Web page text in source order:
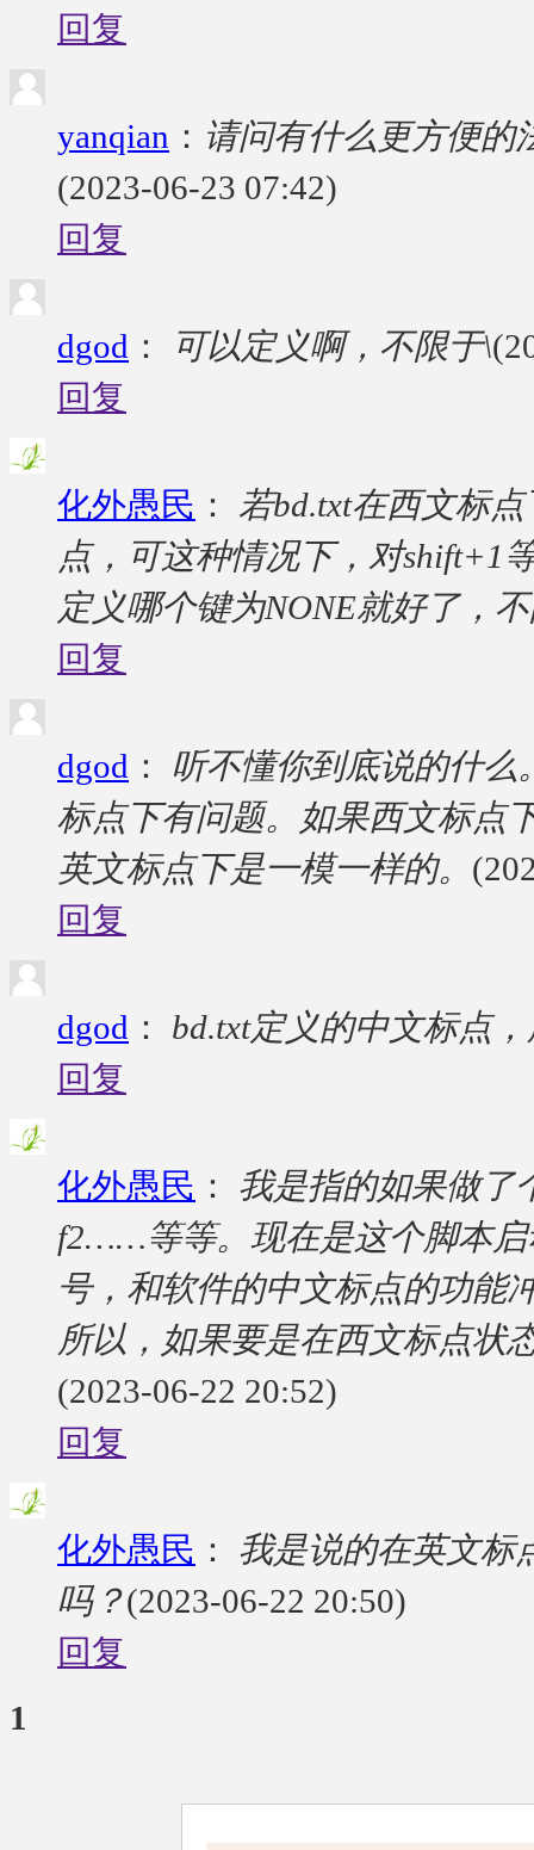
回复
yanqian ： 请问有什么更方便的
(2023-06-23 07:42)
回复
dgod ： 可以定义啊，不限于\
回复
化外愚民 ：
若bd.txt在西文标
点，可这种情况下，对shift+1
定义哪个键为NONE就好了，
回复
dgod ：
听不懂你到底说的什么
标点下有问题。如果西文标点
英文标点下是一模一样的。
回复
dgod ：
bd.txt定义的中文标点
回复
化外愚民 ：
我是指的如果做了
f2……等等。现在是这个脚本启
号，和软件的中文标点的功能
所以，如果要是在西文标点状
(2023-06-22 20:52)
回复
化外愚民 ：
我是说的在英文标
吗？(2023-06-22 20:50)
回复
1